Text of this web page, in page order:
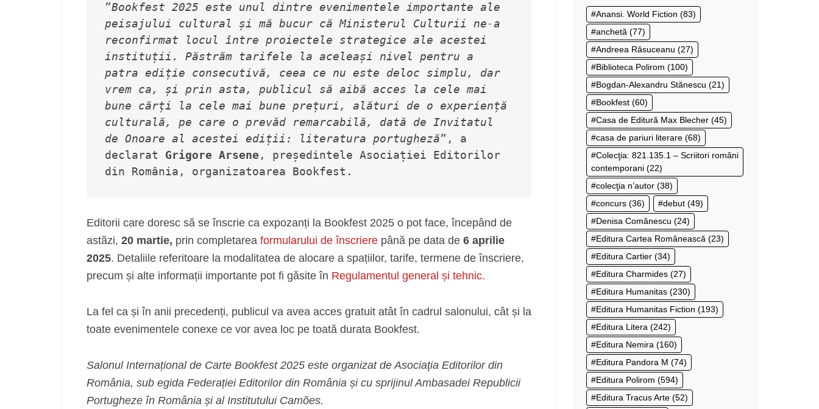
”Bookfest 2025 este unul dintre evenimentele importante ale
peisajului cultural și mă bucur că Ministerul Culturii ne-a
reconfirmat locul între proiectele strategice ale acestei
instituții. Păstrăm tarifele la aceleași nivel pentru a
patra ediție consecutivă, ceea ce nu este deloc simplu, dar
vrem ca, și prin asta, publicul să aibă acces la cele mai
bune cărți la cele mai bune prețuri, alături de o experiență
culturală, pe care o prevăd remarcabilă, dată de Invitatul
de Onoare al acestei ediții: literatura portugheză”, a
declarat Grigore Arsene , președintele Asociației Editorilor
din România, organizatoarea Bookfest.
Editorii care doresc să se înscrie ca expozanți la Bookfest 2025 o pot face, începând de
astăzi, 20 martie, prin completarea formularului de înscriere până pe data de 6 aprilie
2025. Detaliile referitoare la modalitatea de alocare a spațiilor, tarife, termene de înscriere,
precum și alte informații importante pot fi găsite în Regulamentul general și tehnic.
La fel ca și în anii precedenți, publicul va avea acces gratuit atât în cadrul salonului, cât și la
toate evenimentele conexe ce vor avea loc pe toată durata Bookfest.
Salonul Internațional de Carte Bookfest 2025 este organizat de Asociaţia Editorilor din
România, sub egida Federației Editorilor din România și cu sprijinul Ambasadei Republicii
Portugheze în România și al Institutului Camões.
Anansi. World Fiction (83)
anchetă (77)
Andreea Răsuceanu (27)
Biblioteca Polirom (100)
Bogdan-Alexandru Stănescu (21)
Bookfest (60)
Casa de Editură Max Blecher (45)
casa de pariuri literare (68)
Colecţia: 821.135.1 – Scriitori români
contemporani (22)
colecţia n’autor (38)
concurs (36) debut (49)
Denisa Comănescu (24)
Editura Cartea Românească (23)
Editura Cartier (34)
Editura Charmides (27)
Editura Humanitas (230)
Editura Humanitas Fiction (193)
Editura Litera (242)
Editura Nemira (160)
Editura Pandora M (74)
Editura Polirom (594)
Editura Tracus Arte (52)